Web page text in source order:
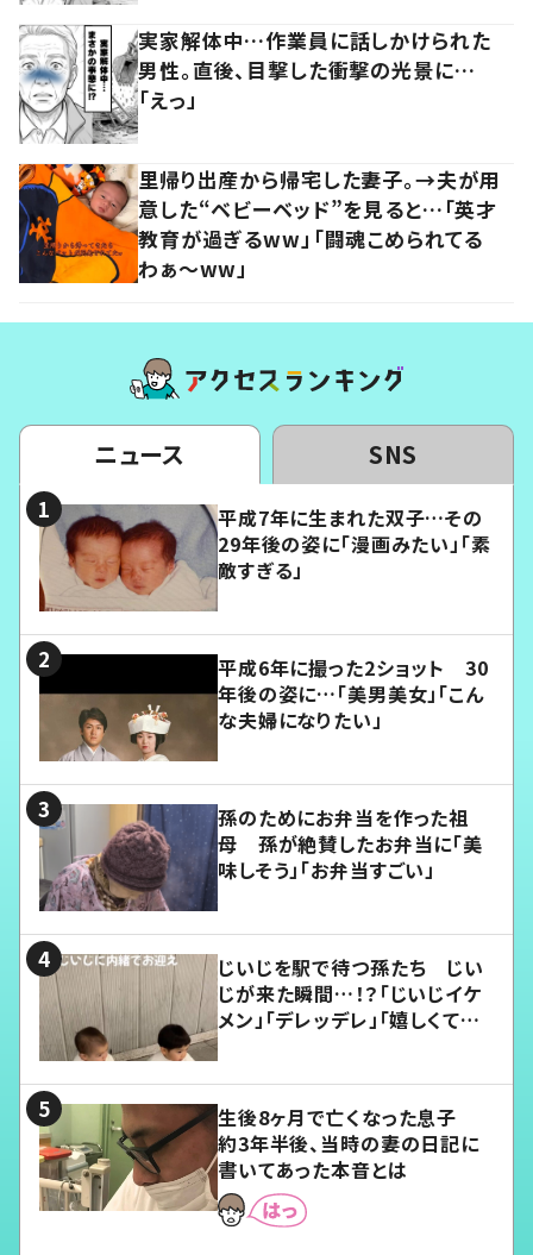
実家解体中…作業員に話しかけられた
男性。直後、目撃した衝撃の光景に…
「えっ」
里帰り出産から帰宅した妻子。→夫が用
意した“ベビーベッド”を見ると…「英才
教育が過ぎるww」「闘魂こめられてる
わぁ～ww」
ニュース SNS
平成7年に生まれた双子…その
29年後の姿に「漫画みたい」「素
敵すぎる」
平成6年に撮った2ショット 30
年後の姿に…「美男美女」「こん
な夫婦になりたい」
孫のためにお弁当を作った祖
母 孫が絶賛したお弁当に「美
味しそう」「お弁当すごい」
じいじを駅で待つ孫たち じい
じが来た瞬間…！？「じいじイケ
メン」「デレッデレ」「嬉しくて可
生後8ヶ月で亡くなった息子
約3年半後、当時の妻の日記に
書いてあった本音とは